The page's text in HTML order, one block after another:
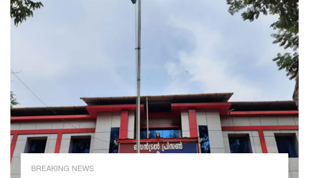
BREAKING NEWS